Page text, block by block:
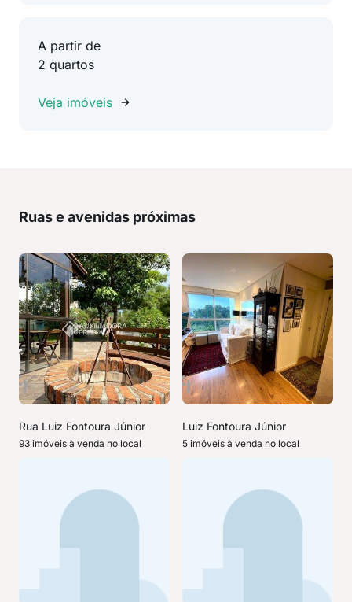
A partir de
2 quartos
Veja imóveis
Ruas e avenidas próximas
Rua Luiz Fontoura Júnior
93 imóveis à venda no local
Luiz Fontoura Júnior
5 imóveis à venda no local